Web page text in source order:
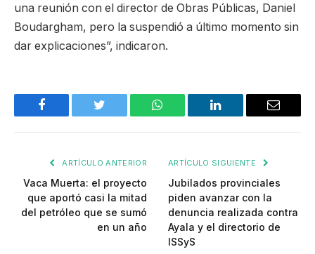
una reunión con el director de Obras Públicas, Daniel
Boudargham, pero la suspendió a último momento sin
dar explicaciones”, indicaron.
Facebook Twitter WhatsApp LinkedIn Email
ARTÍCULO ANTERIOR
Vaca Muerta: el proyecto
que aportó casi la mitad
del petróleo que se sumó
en un año
ARTÍCULO SIGUIENTE
Jubilados provinciales
piden avanzar con la
denuncia realizada contra
Ayala y el directorio de
ISSyS